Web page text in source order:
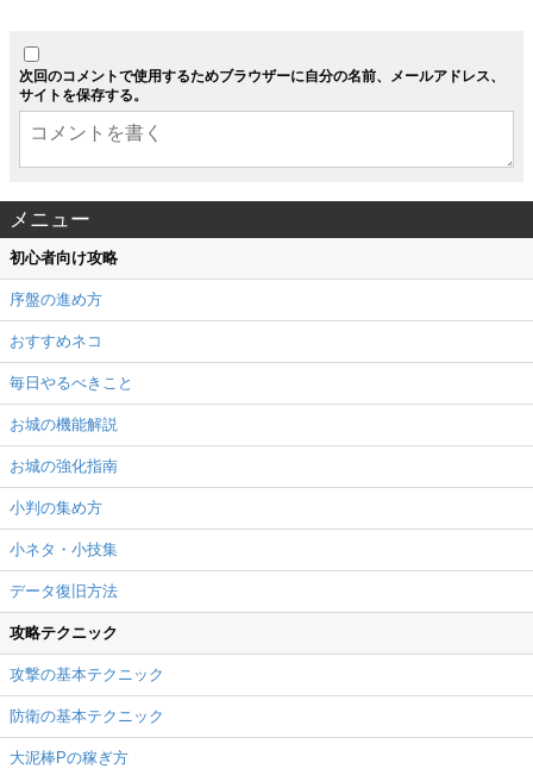
次回のコメントで使用するためブラウザーに自分の名前、メールアドレス、
サイトを保存する。
メニュー
初心者向け攻略
序盤の進め方
おすすめネコ
毎日やるべきこと
お城の機能解説
お城の強化指南
小判の集め方
小ネタ・小技集
データ復旧方法
攻略テクニック
攻撃の基本テクニック
防衛の基本テクニック
大泥棒Pの稼ぎ方